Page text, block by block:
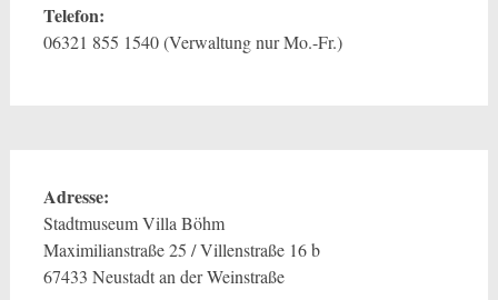
Telefon:
06321 855 1540 (Verwaltung nur Mo.-Fr.)
Adresse:
Stadtmuseum Villa Böhm
Maximilianstraße 25 / Villenstraße 16 b
67433 Neustadt an der Weinstraße